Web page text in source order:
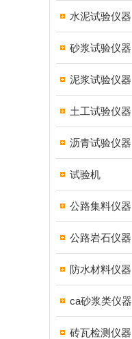
水泥试验仪器
砂浆试验仪器
泥浆试验仪器
土工试验仪器
沥青试验仪器
试验机
公路集料仪器
公路岩石仪器
防水材料仪器
ca砂浆类仪器
砖瓦检测仪器